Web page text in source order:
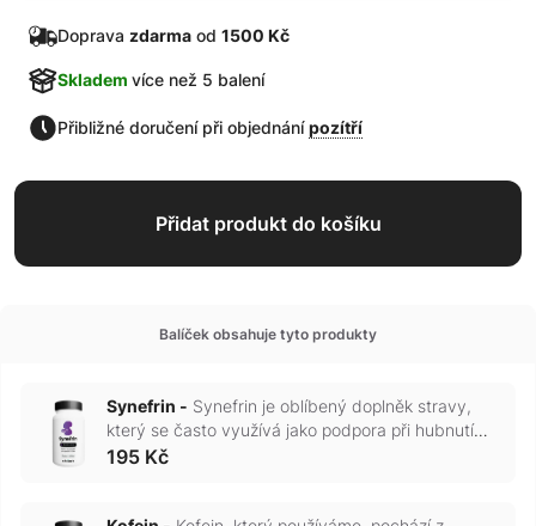
Doprava zdarma od 1500 Kč
Skladem více než 5 balení
Přibližné doručení při objednánípozítří
Přidat produkt do košíku
Balíček obsahuje tyto produkty
Synefrin - Synefrin je oblíbený doplněk stravy,
který se často využívá jako podpora při hubnutí
nebo během intenzivního cvičení. Jeho hlavní
195 Kč